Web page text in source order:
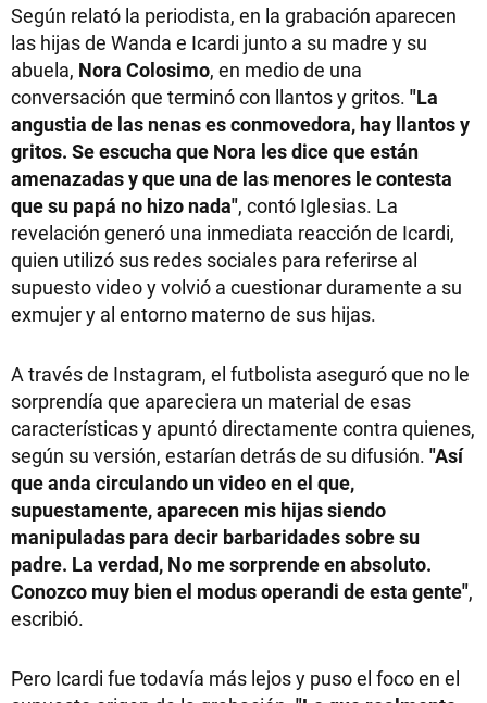
Según relató la periodista, en la grabación aparecen
las hijas de Wanda e Icardi junto a su madre y su
abuela, Nora Colosimo, en medio de una
conversación que terminó con llantos y gritos. "La
angustia de las nenas es conmovedora, hay llantos y
gritos. Se escucha que Nora les dice que están
amenazadas y que una de las menores le contesta
que su papá no hizo nada", contó Iglesias. La
revelación generó una inmediata reacción de Icardi,
quien utilizó sus redes sociales para referirse al
supuesto video y volvió a cuestionar duramente a su
exmujer y al entorno materno de sus hijas.
A través de Instagram, el futbolista aseguró que no le
sorprendía que apareciera un material de esas
características y apuntó directamente contra quienes,
según su versión, estarían detrás de su difusión. "Así
que anda circulando un video en el que,
supuestamente, aparecen mis hijas siendo
manipuladas para decir barbaridades sobre su
padre. La verdad, No me sorprende en absoluto.
Conozco muy bien el modus operandi de esta gente",
escribió.
Pero Icardi fue todavía más lejos y puso el foco en el